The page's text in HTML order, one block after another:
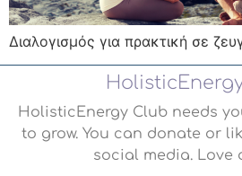
Διαλογισμός για πρακτική σε
HolisticEnergy Club needs
to grow. You can donate or
social media. Love